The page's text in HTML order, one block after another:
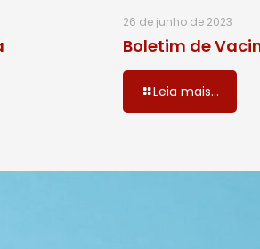
26 de junho de 2023
Boletim de
Leia mais...